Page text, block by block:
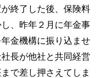
終了した後、保険料
、昨年２月に年金事
金機構に振り込ませ
長が他社と共同経営
で差し押さえてしま